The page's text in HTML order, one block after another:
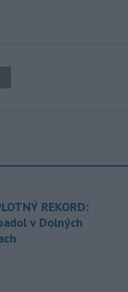
REKORD:
v Dolných